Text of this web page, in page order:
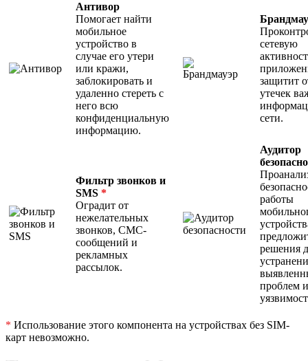
Антивор
Помогает найти
мобильное
устройство в
случае его утери
или кражи,
заблокировать и
удаленно стереть с
него всю
конфиденциальную
информацию.
сетевую
защитит
утечек
сети.
Фильтр звонков и
SMS *
Оградит от
нежелательных
звонков, СМС-
сообщений и
рекламных
рассылок.
Аудитор
работы
решения
проблем и
* Использование этого компонента на устройствах без SIM-
карт невозможно.